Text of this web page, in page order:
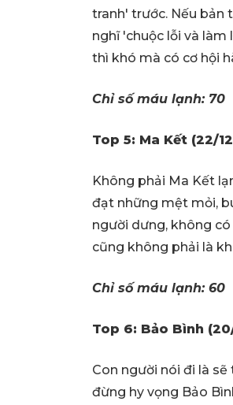
tranh' trước. Nếu bản
nghĩ 'chuộc lỗi và
thì khó mà có cơ hội
Chỉ số máu lạnh: 70
Top 5: Ma Kết (22/12
Không phải Ma Kết
đạt những mệt mỏi,
người dưng, không
cũng không phải là
Chỉ số máu lạnh: 60
Top 6: Bảo Bình
Con người nói đi là
đừng hy vọng Bảo